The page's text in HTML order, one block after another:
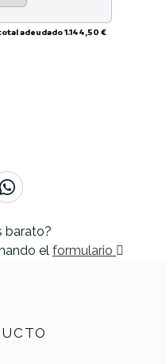
adeudado1.144,50 €
barato?
el formulario